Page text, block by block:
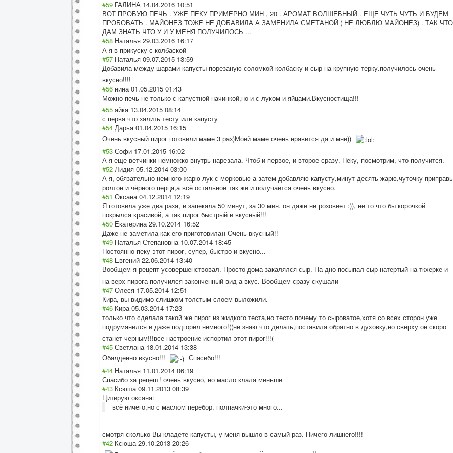
#59 ГАЛИНА 14.04.2016 10:51
ВОТ ПРОБУЮ ПЕЧЬ . УЖЕ ПЕКУ ПРИМЕРНО МИН , 20 . АРОМАТ ВОЛШЕБНЫЙ . ЕЩЕ ЧУТЬ ЧУТЬ И БУДЕМ
ПРОБОВАТЬ . МАЙОНЕЗ ТОЖЕ НЕ ДОБАВИЛА А ЗАМЕНИЛА СМЕТАНОЙ ( НЕ ЛЮБЛЮ МАЙОНЕЗ) . ТАК ЧТО
ДАМ ЗНАТЬ ЧТО У И У МЕНЯ ПОЛУЧИЛОСЬ ...
#58 Наталья 29.03.2016 16:17
А я в прикуску с колбаской
#57 Наталья 09.07.2015 13:59
Добавила между шарами капусты порезаную соломкой колбаску и сыр на крупную терку.получилось очень
вкусно!!!!
#56 нина 01.05.2015 01:43
Можно печь не только с капустной начинкой,но и с луком и яйцами.Вкусностища!!!
#55 айка 13.04.2015 08:14
с перва что залить тесту или капусту
#54 Дарья 01.04.2015 16:15
Очень вкусный пирог готовили маме 3 раз)Моей маме очень нравится да и мне))
#53 Софи 17.01.2015 16:02
А я еще ветчинки немножко внутрь нарезала. Чтоб и первое, и второе сразу. Пеку, посмотрим, что получится.
#52 Лидия 05.12.2014 03:00
А я, обязательно немного жарю лук с морковью а затем добавляю капусту,минут десять жарю,чуточку
ролтон и чёрного перца,а всё остальное так же и получается очень вкусно.
#51 Оксана 04.12.2014 12:19
Я готовила уже два раза, и запекала 50 минут, за 30 мин. он даже не розовеет :)), не то что бы корочкой
покрылся красивой, а так пирог быстрый и вкусный!!!
#50 Екатерина 29.10.2014 16:52
Даже не заметила как его приготовила)) Очень вкусный!!
#49 Наталья Степановна 10.07.2014 18:45
Постоянно пеку этот пирог, супер, быстро и вкусно...
#48 Евгений 22.06.2014 13:40
Вообщем я рецепт усовершенствовал. Просто дома закалялся сыр. На дно посыпал сыр натертый на ткхерке и
на верх пирога получился законченный вид а вкус. Вообщем сразу скушали
#47 Олеся 17.05.2014 12:51
Кира, вы видимо слишком толстым слоем выложили.
#46 Кира 05.03.2014 17:23
только что сделала такой же пирог из жидкого теста,но тесто почему то сыроватое,хотя со всех сторон уже
подрумянился и даже подгорел немного!((не знаю что делать,поставила обратно в духовку,но сверху он скоро
станет черным!!!все настроение испортил этот пирог!!!(
#45 Светлана 18.01.2014 13:38
Обалденно вкусно!!!
Спасибо!!!
#44 Наталья 11.01.2014 06:19
Спасибо за рецепт! очень вкусно, но масло клала меньше
#43 Ксюша 09.11.2013 08:39
Цитирую оксана:
всё ничего,но с маслом перебор. полпачки-это много...
смотря сколько Вы кладете капусты, у меня вышло в самый раз. Ничего лишнего!!!!
#42 Ксюша 29.10.2013 20:26